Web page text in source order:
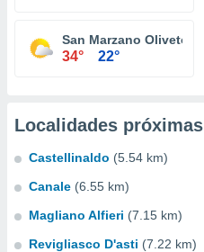
San Marzano Oliveto
34° 22°
Localidades próximas
Castellinaldo (5.54 km)
Canale (6.55 km)
Magliano Alfieri (7.15 km)
Revigliasco D'asti (7.22 km)